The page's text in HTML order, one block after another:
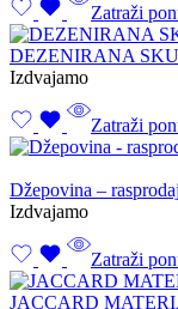
Zatraži
DEZENIRANA
Izdvajamo
Zatraži
Džepovina –
Izdvajamo
Zatraži
JACCARD